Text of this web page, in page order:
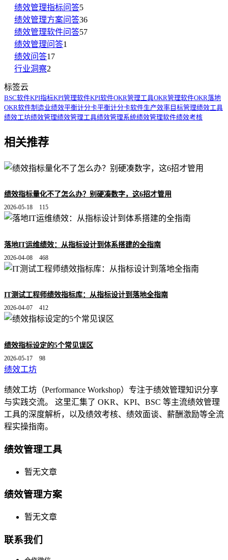
绩效管理指标问答5
绩效管理方案问答36
绩效管理软件问答57
绩效管理问答1
绩效问答17
行业洞察2
标签云
BSC软件KPI指标KPI管理软件KPI软件OKR管理工具OKR管理软件OKR落地
OKR软件制造业绩效平衡计分卡平衡计分卡软件生产效率目标管理绩效工具
绩效工坊绩效管理绩效管理工具绩效管理系统绩效管理软件绩效考核
相关推荐
绩效指标量化不了怎么办？别硬凑数字，这6招才管用
2026-05-18 115
落地IT运维绩效：从指标设计到体系搭建的全指南
2026-04-08 468
IT测试工程师绩效指标库：从指标设计到落地全指南
2026-04-07 412
绩效指标设定的5个常见误区
2026-05-17 98
绩效工坊
绩效工坊（Performance Workshop）专注于绩效管理知识分享
与实践交流。 这里汇集了 OKR、KPI、BSC 等主流绩效管理
工具的深度解析，以及绩效考核、绩效面谈、薪酬激励等全流
程实操指南。
绩效管理工具
暂无文章
绩效管理方案
暂无文章
联系我们